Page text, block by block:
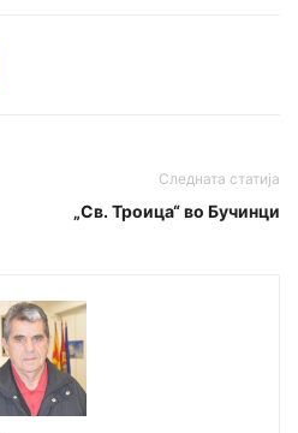
Следната статија
„Св. Троица“ во Бучинци